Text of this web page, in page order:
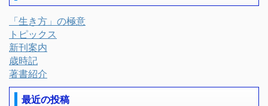
「生き方」の極意
トピックス
新刊案内
歳時記
著書紹介
最近の投稿